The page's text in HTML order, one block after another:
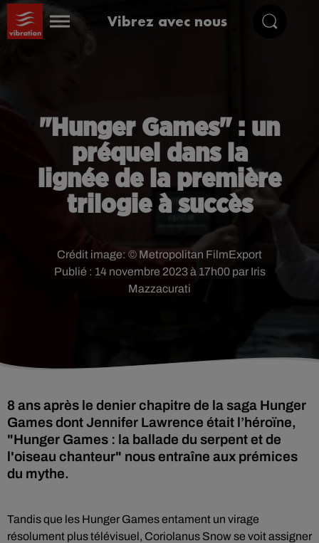
Vibrez avec nous
"Hunger Games" : un
préquel dans la
lignée de la première
trilogie à succès
Publié : 14 novembre 2023 à 17h00 par Iris
Mazzacurati
Crédit image: © Metropolitan FilmExport
8 ans après le denier chapitre de la saga Hunger
Games dont Jennifer Lawrence était l’héroïne,
"Hunger Games : la ballade du serpent et de
l'oiseau chanteur" nous entraîne aux prémices
du mythe.
Tandis que les Hunger Games entament un virage
résolument plus télévisuel, Coriolanus Snow se voit assigner